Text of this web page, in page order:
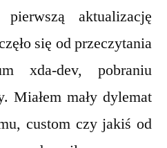
aktualizację
się od przeczytania
xda-dev, pobraniu
Miałem mały dylemat
custom czy jakiś od